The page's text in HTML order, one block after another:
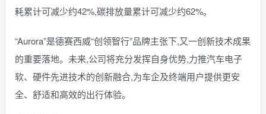
耗累计可减少约42%,碳排放量累计可减少约62%。
“Aurora”是德赛西威“创领智行”品牌主张下,又一创新技术成果
的重要落地。未来,公司将充分发挥自身优势,力推汽车电子
软、硬件先进技术的创新融合,为车企及终端用户提供更安
全、舒适和高效的出行体验。